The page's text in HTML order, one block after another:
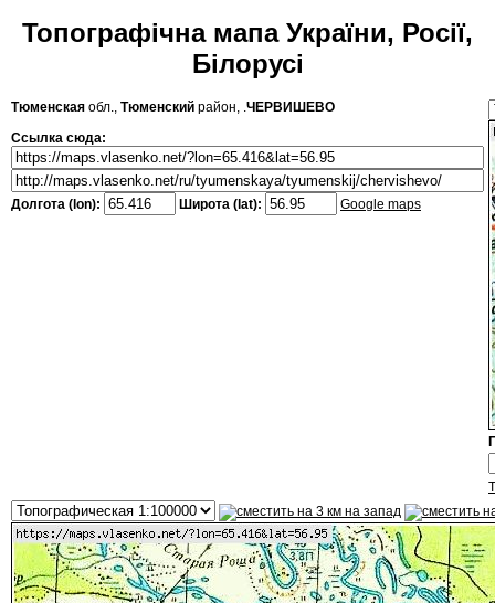
Топографічна мапа України, Росії,
Білорусі
Тюменская обл., Тюменский район, .ЧЕРВИШЕВО
Ссылка сюда:
Долгота (lon): Широта (lat): Google maps